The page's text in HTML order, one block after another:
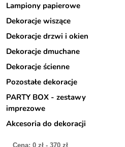
Lampiony papierowe
Dekoracje wiszące
Dekoracje drzwi i okien
Dekoracje dmuchane
Dekoracje ścienne
Pozostałe dekoracje
PARTY BOX - zestawy
imprezowe
Akcesoria do dekoracji